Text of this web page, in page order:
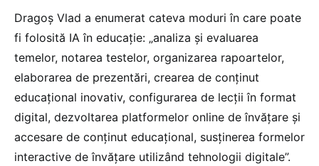
Dragoș Vlad a enumerat cateva moduri în care poate
fi folosită IA în educație: „analiza și evaluarea
temelor, notarea testelor, organizarea rapoartelor,
elaborarea de prezentări, crearea de conținut
educațional inovativ, configurarea de lecții în format
digital, dezvoltarea platformelor online de învățare și
accesare de conținut educațional, susținerea formelor
interactive de învățare utilizând tehnologii digitale”.